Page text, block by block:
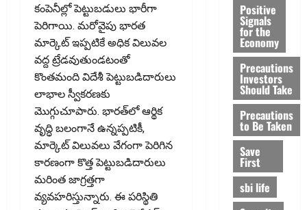
కంపెనీల్లో పెట్టుబడులు భారీగా
పెరిగాయి. మరోవైపు భారత
మార్కెట్‌ ఇప్పటికే అధిక విలువల
వద్ద ట్రేడవుతుండటంతో
కొంతమంది విదేశీ పెట్టుబడిదారులు
లాభాల స్వీకరణకు
మొగ్గుచూపారు. భారత్‌లో ఆర్థిక
వృద్ధి బలంగానే ఉన్నప్పటికీ,
మార్కెట్ విలువలు వేగంగా పెరిగిన
కారణంగా కొత్త పెట్టుబడిదారులు
మరింత జాగ్రత్తగా
వ్యవహరిస్తున్నారు. ఈ పరిస్థితి
Positive
Signals
for the
Economy
Precautions
Investors
Should Take
Precautions
to Be Taken
Save
First
sbi life